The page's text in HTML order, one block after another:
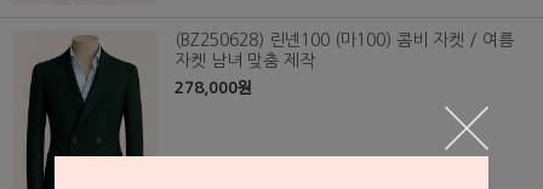
(BZ250628) 린넨100 (마100) 콤비 자켓 / 여름
자켓 남녀 맞춤 제작
278,000원